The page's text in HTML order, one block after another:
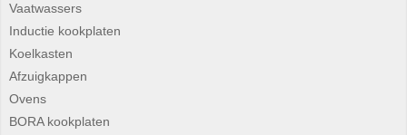
Vaatwassers
Inductie kookplaten
Koelkasten
Afzuigkappen
Ovens
BORA kookplaten